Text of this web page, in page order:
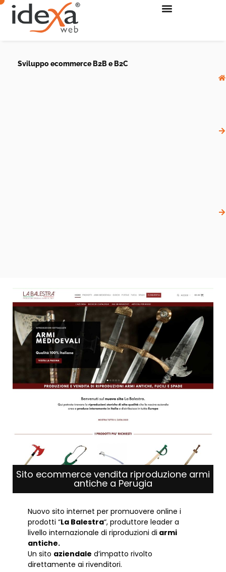
Sviluppo ecommerce B2B e B2C
Sito ecommerce vendita riproduzione armi
antiche a Perugia
Nuovo sito internet per promuovere online i
prodotti “La Balestra“, produttore leader a
livello internazionale di riproduzioni di armi
antiche.
Un sito aziendale d’impatto rivolto
direttamente ai rivenditori.